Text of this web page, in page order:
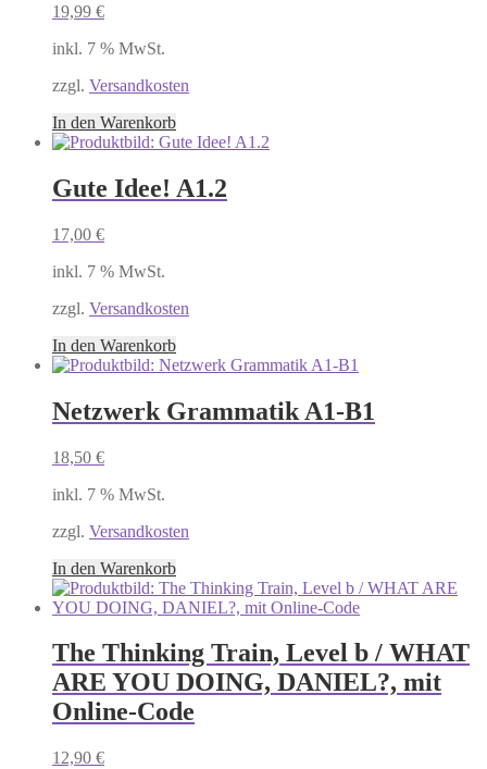
19,99 €
inkl. 7 % MwSt.
zzgl. Versandkosten
In den Warenkorb
Gute Idee! A1.2
17,00 €
inkl. 7 % MwSt.
zzgl. Versandkosten
In den Warenkorb
Netzwerk Grammatik A1-B1
18,50 €
inkl. 7 % MwSt.
zzgl. Versandkosten
In den Warenkorb
The Thinking Train, Level b / WHAT
ARE YOU DOING, DANIEL?, mit
Online-Code
12,90 €